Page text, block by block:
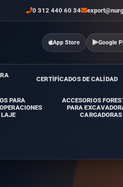
0 312 440 60 34
App Store Google
CERTİFİCADOS DE CALİDAD
PARA
ACCESORIOS
PARA
CARGADORAS